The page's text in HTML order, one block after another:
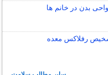
بدن در خانم ها
رفلاکس معده